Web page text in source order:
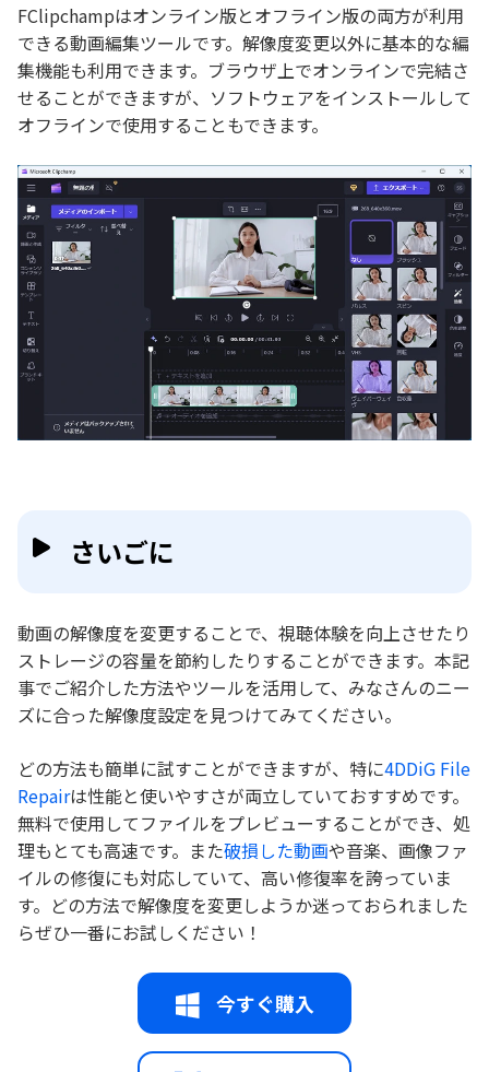
FClipchampはオンライン版とオフライン版の両方が利用
できる動画編集ツールです。解像度変更以外に基本的な編
集機能も利用できます。ブラウザ上でオンラインで完結さ
せることができますが、ソフトウェアをインストールして
オフラインで使用することもできます。
さいごに
動画の解像度を変更することで、視聴体験を向上させたり
ストレージの容量を節約したりすることができます。本記
事でご紹介した方法やツールを活用して、みなさんのニー
ズに合った解像度設定を見つけてみてください。
どの方法も簡単に試すことができますが、特に4DDiG File
Repairは性能と使いやすさが両立していておすすめです。
無料で使用してファイルをプレビューすることができ、処
理もとても高速です。また破損した動画や音楽、画像ファ
イルの修復にも対応していて、高い修復率を誇っていま
す。どの方法で解像度を変更しようか迷っておられました
らぜひ一番にお試しください！
今すぐ購入